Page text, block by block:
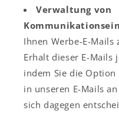
Verwaltung von
Ihnen Werbe-E-Mails
Erhalt dieser E-Mails
indem Sie die
in unseren E-Mails
sich dagegen